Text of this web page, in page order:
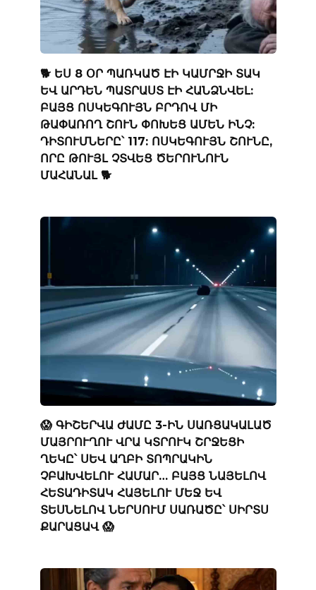
🐕 ԵՍ 8 ՕՐ ՊԱՌԿԱԾ ԷԻ ԿԱՄՐՋԻ ՏԱԿ
ԵՎ ԱՐԴԵՆ ՊԱՏՐԱՍՏ ԷԻ ՀԱՆՁՆՎԵԼ:
ԲԱՅՑ ՈՍԿԵԳՈՒՅՆ ԲՐԴՈՎ ՄԻ
ԹԱՓԱՌՈՂ ՇՈՒՆ ՓՈԽԵՑ ԱՄԵՆ ԻՆՉ:
ԴԻՏՈՒՄՆԵՐԸ՝ 117: ՈՍԿԵԳՈՒՅՆ ՇՈՒՆԸ,
ՈՐԸ ԹՈՒՅԼ ՉՏՎԵՑ ԾԵՐՈՒՆՈՒՆ
ՄԱՀԱՆԱԼ 🐕
😱 ԳԻՇԵՐՎԱ ԺԱՄԸ 3-ԻՆ ՍԱՌՑԱԿԱԼԱԾ
ՄԱՅՐՈՒՂՈՒ ՎՐԱ ԿՏՐՈՒԿ ՇՐՋԵՑԻ
ՂԵԿԸ՝ ՍԵՎ ԱՂԲԻ ՏՈՊՐԱԿԻՆ
ՉԲԱԽՎԵԼՈՒ ՀԱՄԱՐ… ԲԱՅՑ ՆԱՅԵԼՈՎ
ՀԵՏԱԴԻՏԱԿ ՀԱՅԵԼՈՒ ՄԵՋ ԵՎ
ՏԵՍՆԵԼՈՎ ՆԵՐՍՈՒՄ ՍԱՌԱԾԸ՝ ՍԻՐՏՍ
ՔԱՐԱՑԱՎ 😱